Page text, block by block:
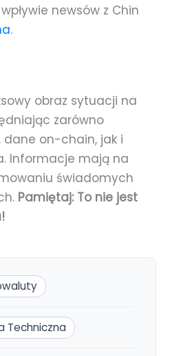
newsów z Chin
.
obraz sytuacji na
zarówno
dane on-chain, jak i
Informacje mają na
świadomych
Pamiętaj: To nie jest
Techniczna